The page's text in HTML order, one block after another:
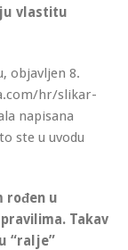
vlastitu
objavljen 8.
hr/slikar-
napisana
ste u uvodu
rođen u
Takav
“ralje”